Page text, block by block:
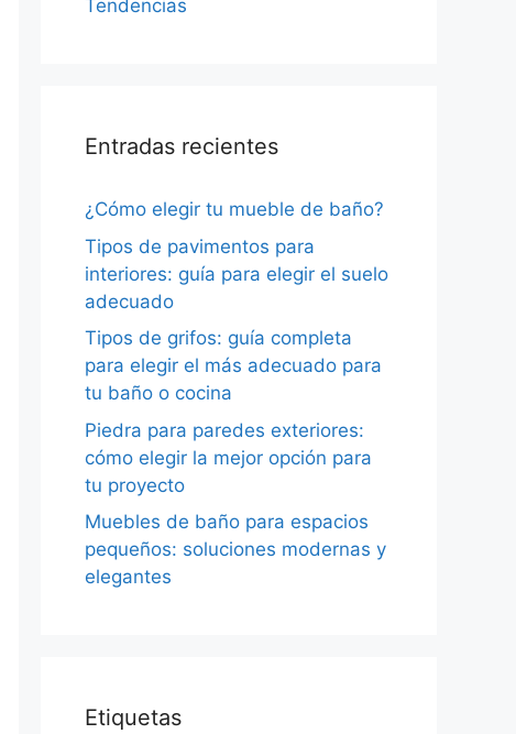
Tendencias
Entradas recientes
¿Cómo elegir tu mueble de baño?
Tipos de pavimentos para
interiores: guía para elegir el suelo
adecuado
Tipos de grifos: guía completa
para elegir el más adecuado para
tu baño o cocina
Piedra para paredes exteriores:
cómo elegir la mejor opción para
tu proyecto
Muebles de baño para espacios
pequeños: soluciones modernas y
elegantes
Etiquetas